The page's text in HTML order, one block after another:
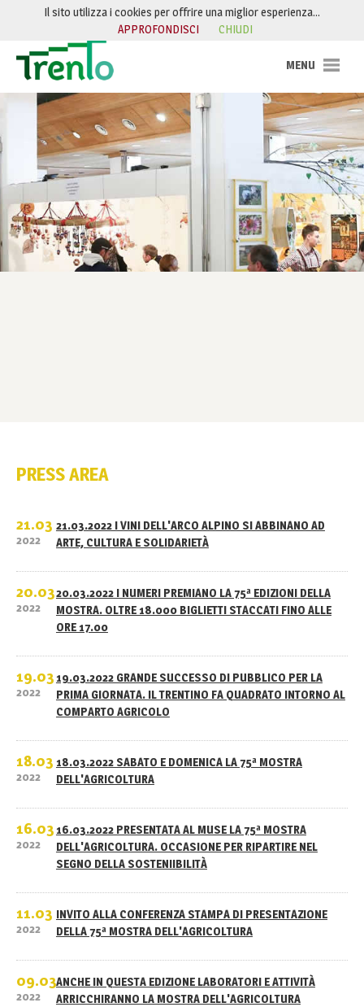
Salta al contenuto
PRESS AREA
21.03
2022
21.03.2022 I VINI DELL'ARCO ALPINO SI ABBINANO AD
ARTE, CULTURA E SOLIDARIETÀ
20.03
2022
20.03.2022 I NUMERI PREMIANO LA 75ª EDIZIONI DELLA
MOSTRA. OLTRE 18.000 BIGLIETTI STACCATI FINO ALLE
ORE 17.00
19.03
2022
19.03.2022 GRANDE SUCCESSO DI PUBBLICO PER LA
PRIMA GIORNATA. IL TRENTINO FA QUADRATO INTORNO AL
COMPARTO AGRICOLO
18.03
2022
18.03.2022 SABATO E DOMENICA LA 75ª MOSTRA
DELL'AGRICOLTURA
16.03
2022
16.03.2022 PRESENTATA AL MUSE LA 75ª MOSTRA
DELL'AGRICOLTURA. OCCASIONE PER RIPARTIRE NEL
SEGNO DELLA SOSTENIIBILITÀ
11.03
2022
INVITO ALLA CONFERENZA STAMPA DI PRESENTAZIONE
DELLA 75ª MOSTRA DELL'AGRICOLTURA
09.03
2022
ANCHE IN QUESTA EDIZIONE LABORATORI E ATTIVITÀ
ARRICCHIRANNO LA MOSTRA DELL'AGRICOLTURA
Il sito utilizza i cookies per offrire una miglior esperienza…
APPROFONDISCI
CHIUDI